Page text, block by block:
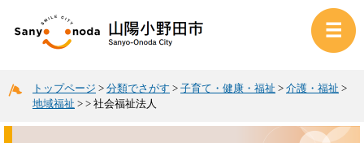
トップページ > 分類でさがす > 子育て・健康・福祉 > 介護・福祉 >
地域福祉 > > 社会福祉法人